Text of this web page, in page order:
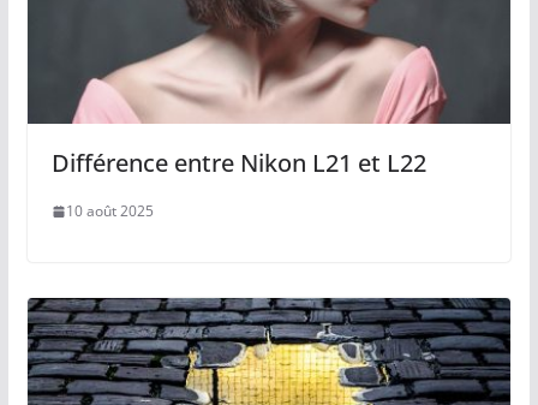
Différence entre Nikon L21 et L22
10 août 2025